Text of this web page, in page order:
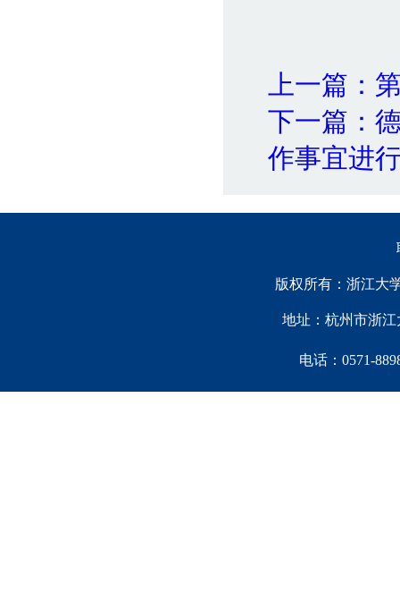
上一篇：
下一篇：
作事宜进
版权所有：浙江大
地址：杭州市浙江
电话：0571-